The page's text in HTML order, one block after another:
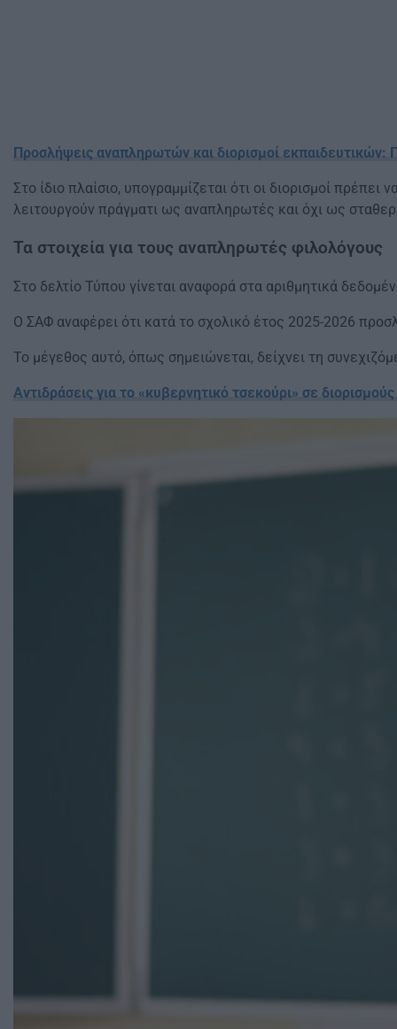
Προσλήψεις αναπληρωτών και διορισμοί
Στο ίδιο πλαίσιο, υπογραμμίζεται ότι οι διορισμοί
λειτουργούν πράγματι ως αναπληρωτές και όχι ως
Τα στοιχεία για τους αναπληρωτές φιλολόγους
Στο δελτίο Τύπου γίνεται αναφορά στα αριθμητικά
Ο ΣΑΦ αναφέρει ότι κατά το σχολικό έτος 2025-2026
Το μέγεθος αυτό, όπως σημειώνεται, δείχνει τη
Αντιδράσεις για το «κυβερνητικό τσεκούρι» σε